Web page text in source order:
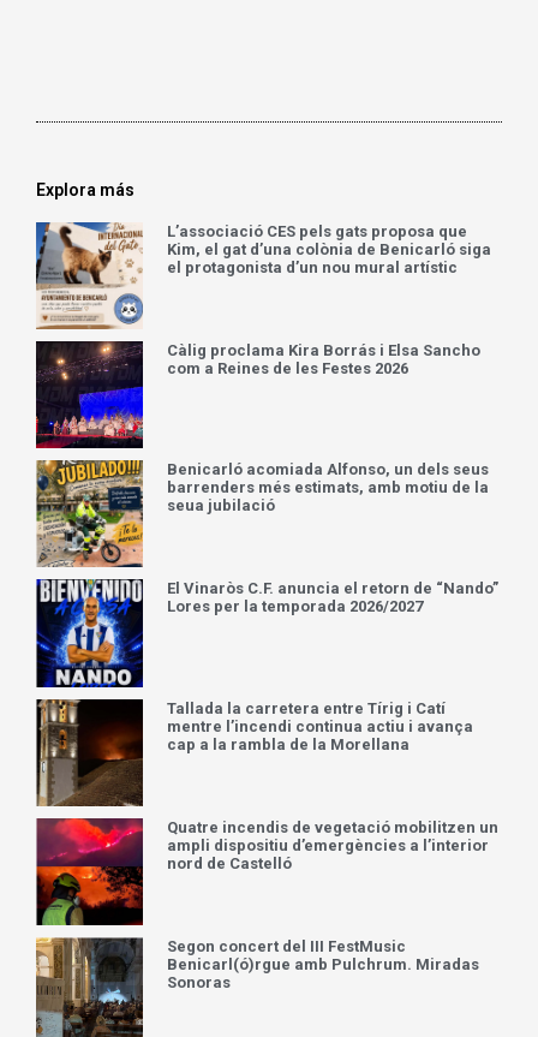
Explora más
L’associació CES pels gats proposa que
Kim, el gat d’una colònia de Benicarló siga
el protagonista d’un nou mural artístic
Càlig proclama Kira Borrás i Elsa Sancho
com a Reines de les Festes 2026
Benicarló acomiada Alfonso, un dels seus
barrenders més estimats, amb motiu de la
seua jubilació
El Vinaròs C.F. anuncia el retorn de “Nando”
Lores per la temporada 2026/2027
Tallada la carretera entre Tírig i Catí
mentre l’incendi continua actiu i avança
cap a la rambla de la Morellana
Quatre incendis de vegetació mobilitzen un
ampli dispositiu d’emergències a l’interior
nord de Castelló
Segon concert del III FestMusic
Benicarl(ó)rgue amb Pulchrum. Miradas
Sonoras